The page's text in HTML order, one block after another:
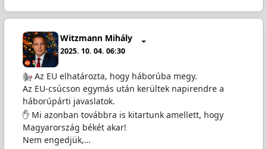
Witzmann Mihály
2025. 10. 04. 06:30
Az EU elhatározta, hogy háborúba megy.
Az EU-csúcson egymás után kerültek napirendre a
háborúpárti javaslatok.
✋ Mi azonban továbbra is kitartunk amellett, hogy
Magyarország békét akar!
Nem engedjük,…